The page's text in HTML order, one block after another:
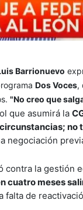
Barrionuevo
Dos Voces,
"No creo que
que asumirá la
no
negociación
contra la gestión
cuatro meses
falta de